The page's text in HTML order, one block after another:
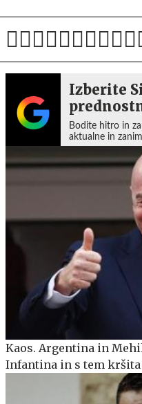
Izberite
Bodite hitro in
aktualne in
Kaos. Argentina in
Infantina in s tem kršita